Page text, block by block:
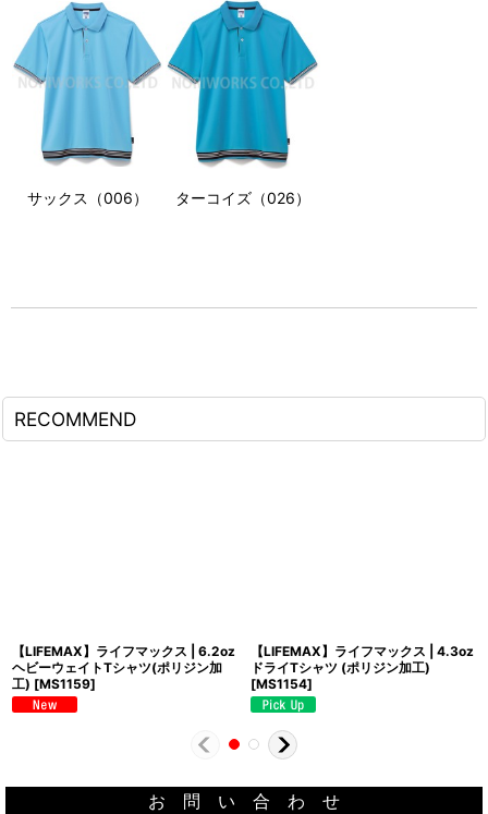
サックス（006） ターコイズ（026）
RECOMMEND
【LIFEMAX】ライフマックス | 6.2oz
ヘビーウェイトTシャツ(ポリジン加
工) [MS1159]
【LIFEMAX】ライフマックス | 4.3oz
ドライTシャツ (ポリジン加工)
[MS1154]
お 問 い 合 わ せ